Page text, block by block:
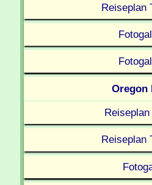
Reiseplan
Oregon
Reiseplan
Reiseplan